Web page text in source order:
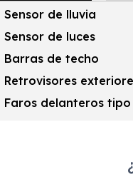
Sensor de lluvia
Sensor de luces
Barras de techo
Retrovisores
Faros delanteros tipo